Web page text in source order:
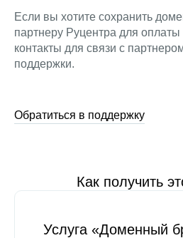
Если вы хотите сохранить
партнеру Руцентра для
контакты для связи с
поддержки.
Обратиться в поддержку
Как получить
Услуга «Доменный